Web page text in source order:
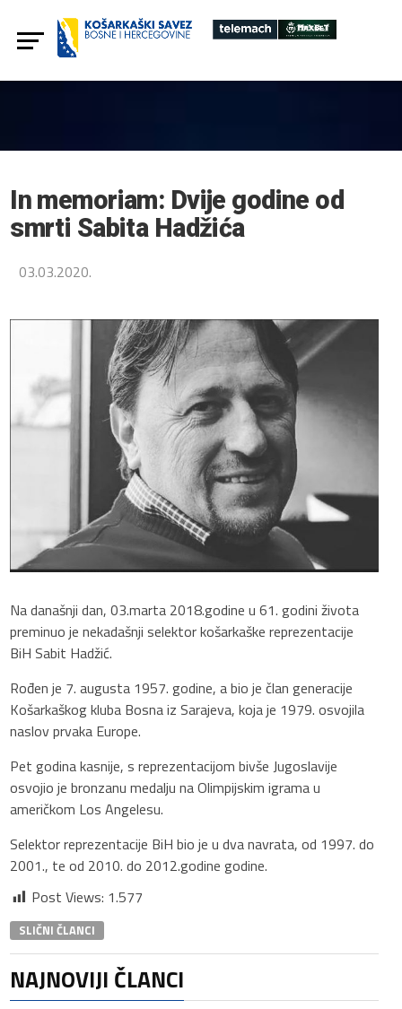
In memoriam: Dvije godine od
smrti Sabita Hadžića
03.03.2020.
Na današnji dan, 03.marta 2018.godine u 61. godini života
preminuo je nekadašnji selektor košarkaške reprezentacije
BiH Sabit Hadžić.
Rođen je 7. augusta 1957. godine, a bio je član generacije
Košarkaškog kluba Bosna iz Sarajeva, koja je 1979. osvojila
naslov prvaka Europe.
Pet godina kasnije, s reprezentacijom bivše Jugoslavije
osvojio je bronzanu medalju na Olimpijskim igrama u
američkom Los Angelesu.
Selektor reprezentacije BiH bio je u dva navrata, od 1997. do
2001., te od 2010. do 2012.godine godine.
Post Views: 1.577
SLIČNI ČLANCI
NAJNOVIJI ČLANCI